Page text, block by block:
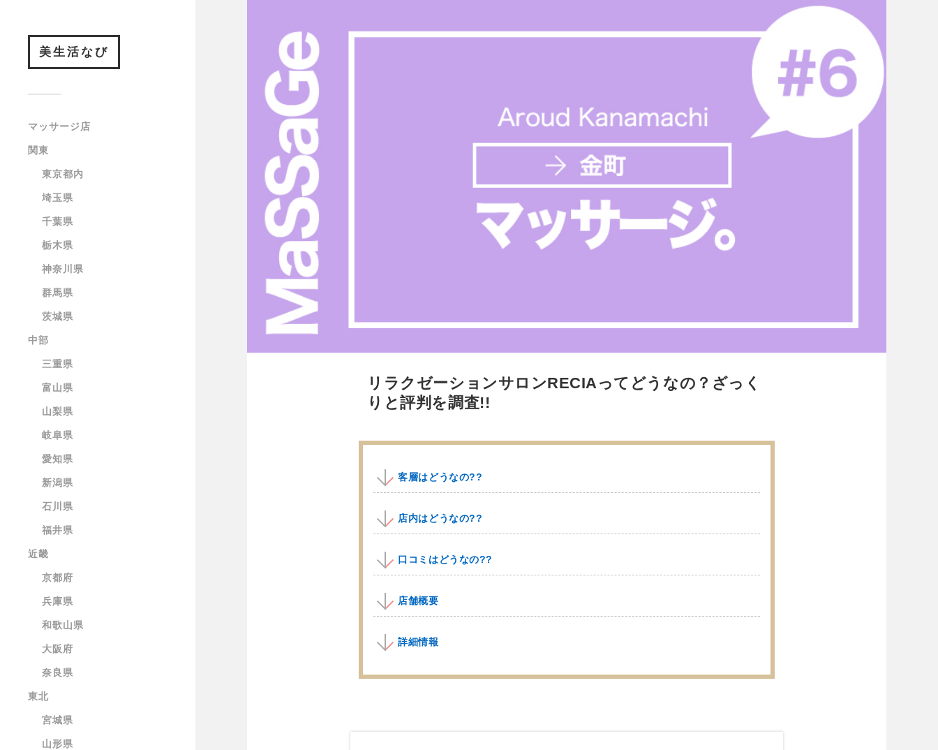
美生活なび
マッサージ店
関東
東京都内
埼玉県
千葉県
栃木県
神奈川県
群馬県
茨城県
中部
三重県
富山県
山梨県
岐阜県
愛知県
新潟県
石川県
福井県
近畿
京都府
兵庫県
和歌山県
大阪府
奈良県
東北
宮城県
山形県
リラクゼーションサロンRECIAってどうなの？ざっく
りと評判を調査!!
客層はどうなの??
店内はどうなの??
口コミはどうなの??
店舗概要
詳細情報